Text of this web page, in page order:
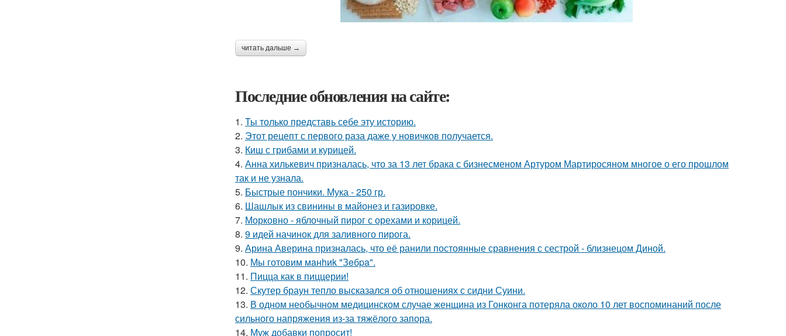
читать дальше →
Последние обновления на сайте:
1. Ты только представь себе эту историю.
2. Этот рецепт с первого раза даже у новичков получается.
3. Киш с грибами и курицей.
4. Анна хилькевич призналась, что за 13 лет брака с бизнесменом Артуром Мартиросяном многое о его прошлом
так и не узнала.
5. Быстрые пончики. Мука - 250 гр.
6. Шашлык из свинины в майонез и газировке.
7. Морковно - яблочный пирог с орехами и корицей.
8. 9 идей начинок для заливного пирога.
9. Арина Аверина призналась, что её ранили постоянные сравнения с сестрой - близнецом Диной.
10. Мы готовим мaнhиk "Зeбpa".
11. Пицца как в пиццерии!
12. Скутер браун тепло высказался об отношениях с сидни Суини.
13. В одном необычном медицинском случае женщина из Гонконга потеряла около 10 лет воспоминаний после
сильного напряжения из-за тяжёлого запора.
14. Муж добавки попросит!